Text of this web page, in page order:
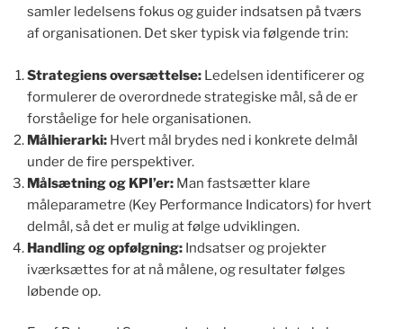
samler ledelsens fokus og guider indsatsen på tværs
af organisationen. Det sker typisk via følgende trin:
Strategiens oversættelse: Ledelsen identificerer og
formulerer de overordnede strategiske mål, så de er
forståelige for hele organisationen.
Målhierarki: Hvert mål brydes ned i konkrete delmål
under de fire perspektiver.
Målsætning og KPI’er: Man fastsætter klare
måleparametre (Key Performance Indicators) for hvert
delmål, så det er mulig at følge udviklingen.
Handling og opfølgning: Indsatser og projekter
iværksættes for at nå målene, og resultater følges
løbende op.